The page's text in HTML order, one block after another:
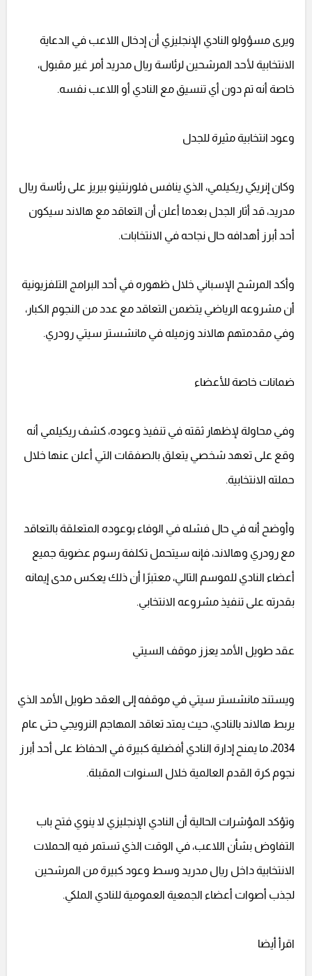
ويرى مسؤولو النادي الإنجليزي أن إدخال اللاعب في الدعاية
الانتخابية لأحد المرشحين لرئاسة ريال مدريد أمر غير مقبول،
خاصة أنه تم دون أي تنسيق مع النادي أو اللاعب نفسه.
وعود انتخابية مثيرة للجدل
وكان إنريكي ريكيلمي، الذي ينافس فلورنتينو بيريز على رئاسة ريال
مدريد، قد أثار الجدل بعدما أعلن أن التعاقد مع هالاند سيكون
أحد أبرز أهدافه حال نجاحه في الانتخابات.
وأكد المرشح الإسباني خلال ظهوره في أحد البرامج التلفزيونية
أن مشروعه الرياضي يتضمن التعاقد مع عدد من النجوم الكبار،
وفي مقدمتهم هالاند وزميله في مانشستر سيتي رودري.
ضمانات خاصة للأعضاء
وفي محاولة لإظهار ثقته في تنفيذ وعوده، كشف ريكيلمي أنه
وقع على تعهد شخصي يتعلق بالصفقات التي أعلن عنها خلال
حملته الانتخابية.
وأوضح أنه في حال فشله في الوفاء بوعوده المتعلقة بالتعاقد
مع رودري وهالاند، فإنه سيتحمل تكلفة رسوم عضوية جميع
أعضاء النادي للموسم التالي، معتبرًا أن ذلك يعكس مدى إيمانه
بقدرته على تنفيذ مشروعه الانتخابي.
عقد طويل الأمد يعزز موقف السيتي
ويستند مانشستر سيتي في موقفه إلى العقد طويل الأمد الذي
يربط هالاند بالنادي، حيث يمتد تعاقد المهاجم النرويجي حتى عام
2034، ما يمنح إدارة النادي أفضلية كبيرة في الحفاظ على أحد أبرز
نجوم كرة القدم العالمية خلال السنوات المقبلة.
وتؤكد المؤشرات الحالية أن النادي الإنجليزي لا ينوي فتح باب
التفاوض بشأن اللاعب، في الوقت الذي تستمر فيه الحملات
الانتخابية داخل ريال مدريد وسط وعود كبيرة من المرشحين
لجذب أصوات أعضاء الجمعية العمومية للنادي الملكي.
اقرأ أيضا